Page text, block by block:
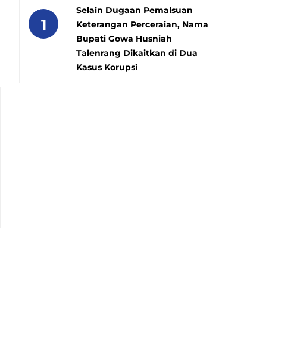
1
Selain Dugaan Pemalsuan
Keterangan Perceraian, Nama
Bupati Gowa Husniah
Talenrang Dikaitkan di Dua
Kasus Korupsi